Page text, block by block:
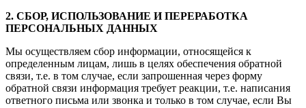
2. СБОР, ИСПОЛЬЗОВАНИЕ И ПЕРЕРАБОТКА
ПЕРСОНАЛЬНЫХ ДАННЫХ
Мы осуществляем сбор информации, относящейся к
определенным лицам, лишь в целях обеспечения обратной
связи, т.е. в том случае, если запрошенная через форму
обратной связи информация требует реакции, т.е. написания
ответного письма или звонка и только в том случае, если Вы